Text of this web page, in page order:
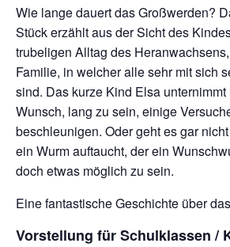
Wie lange dauert das Großwerden?
Stück erzählt aus der Sicht des
trubeligen Alltag des
Familie, in welcher alle sehr mit sich
sind. Das kurze Kind Elsa
Wunsch, lang zu sein, einige
beschleunigen. Oder geht es gar
ein Wurm auftaucht, der ein
doch etwas möglich zu sein.
Eine fantastische Geschichte über
Vorstellung für Schulklassen /